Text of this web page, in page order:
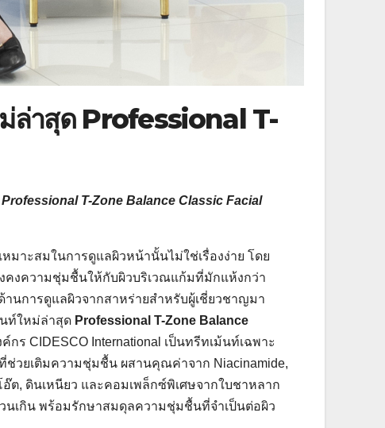
ล่าสุด Professional T-
T-Zone Balance Classic Facial
าะสมในการดูแลผิวหน้านั้นไม่ใช่เรื่องง่าย โดย
คงความชุ่มชื้นให้กับผิวบริเวณแก้มที่มักแห้งกว่า
านการดูแลผิวจากสาหร่ายสำหรับผู้เชี่ยวชาญมา
นท์ใหม่ล่าสุด Professional T-Zone Balance
ร CIDESCO International เป็นทรีทเม้นท์เฉพาะ
วยเติมความชุ่มชื้น ผสานคุณค่าจาก Niacinamide,
ต, ดินเหนียว และคอมเพล็กซ์พิเศษจากใบชาหลาก
เกิน พร้อมรักษาสมดุลความชุ่มชื้นที่จำเป็นต่อผิว